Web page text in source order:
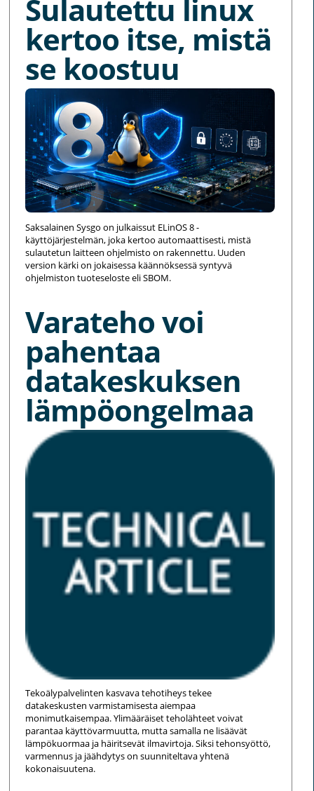
Sulautettu linux
kertoo itse, mistä
se koostuu
Saksalainen Sysgo on julkaissut ELinOS 8 -
käyttöjärjestelmän, joka kertoo automaattisesti, mistä
sulautetun laitteen ohjelmisto on rakennettu. Uuden
version kärki on jokaisessa käännöksessä syntyvä
ohjelmiston tuoteseloste eli SBOM.
Varateho voi
pahentaa
datakeskuksen
lämpöongelmaa
Tekoälypalvelinten kasvava tehotiheys tekee
datakeskusten varmistamisesta aiempaa
monimutkaisempaa. Ylimääräiset teholähteet voivat
parantaa käyttövarmuutta, mutta samalla ne lisäävät
lämpökuormaa ja häiritsevät ilmavirtoja. Siksi tehonsyöttö,
varmennus ja jäähdytys on suunniteltava yhtenä
kokonaisuutena.